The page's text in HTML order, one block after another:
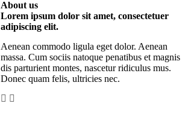
About us
Lorem ipsum dolor sit amet, consectetuer
adipiscing elit.
Aenean commodo ligula eget dolor. Aenean
massa. Cum sociis natoque penatibus et magnis
dis parturient montes, nascetur ridiculus mus.
Donec quam felis, ultricies nec.